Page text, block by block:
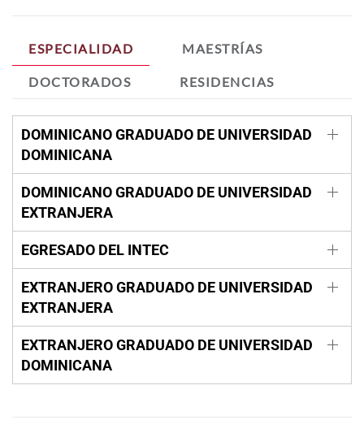
ESPECIALIDAD MAESTRÍAS
DOCTORADOS RESIDENCIAS
DOMINICANO GRADUADO DE UNIVERSIDAD
DOMINICANA
DOMINICANO GRADUADO DE UNIVERSIDAD
EXTRANJERA
EGRESADO DEL INTEC
EXTRANJERO GRADUADO DE UNIVERSIDAD
EXTRANJERA
EXTRANJERO GRADUADO DE UNIVERSIDAD
DOMINICANA